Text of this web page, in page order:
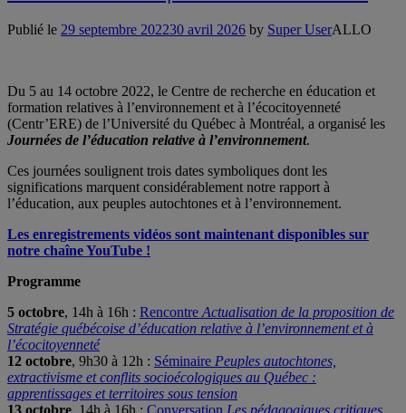
Publié le 29 septembre 202230 avril 2026 by Super UserALLO
Du 5 au 14 octobre 2022, le Centre de recherche en éducation et
formation relatives à l’environnement et à l’écocitoyenneté
(Centr’ERE) de l’Université du Québec à Montréal, a organisé les
Journées de l’éducation relative à l’environnement.
Ces journées soulignent trois dates symboliques dont les
significations marquent considérablement notre rapport à
l’éducation, aux peuples autochtones et à l’environnement.
Les enregistrements vidéos sont maintenant disponibles sur
notre chaîne YouTube !
Programme
5 octobre, 14h à 16h : RencontreActualisation de la proposition de
Stratégie québécoise d’éducation relative à l’environnement et à
l’écocitoyenneté
12 octobre, 9h30 à 12h : Séminaire Peuples autochtones,
extractivisme et conflits socioécologiques au Québec :
apprentissages et territoires sous tension